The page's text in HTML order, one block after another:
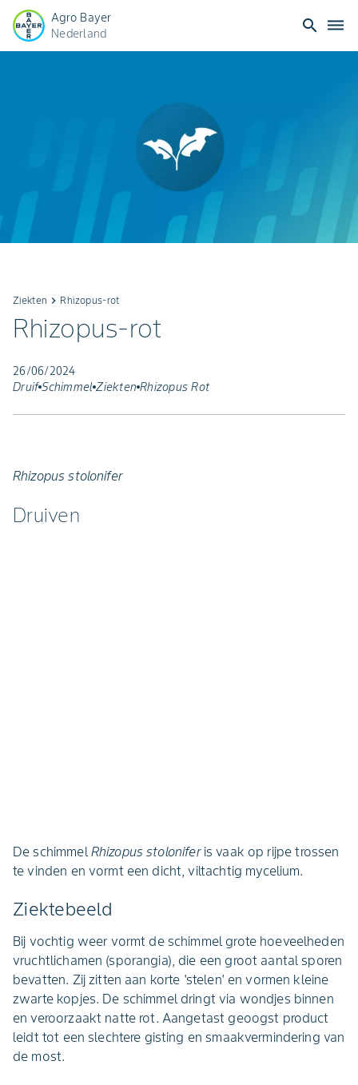
Agro Bayer
Nederland
search dehaze
Ziekten keyboard_arrow_right Rhizopus-rot
Rhizopus-rot
26/06/2024
Druif Schimmel Ziekten Rhizopus Rot
Rhizopus stolonifer
Druiven
De schimmel Rhizopus stolonifer is vaak op rijpe trossen
te vinden en vormt een dicht, viltachtig mycelium.
Ziektebeeld
Bij vochtig weer vormt de schimmel grote hoeveelheden
vruchtlichamen (sporangia), die een groot aantal sporen
bevatten. Zij zitten aan korte 'stelen' en vormen kleine
zwarte kopjes. De schimmel dringt via wondjes binnen
en veroorzaakt natte rot. Aangetast geoogst product
leidt tot een slechtere gisting en smaakvermindering van
de most.